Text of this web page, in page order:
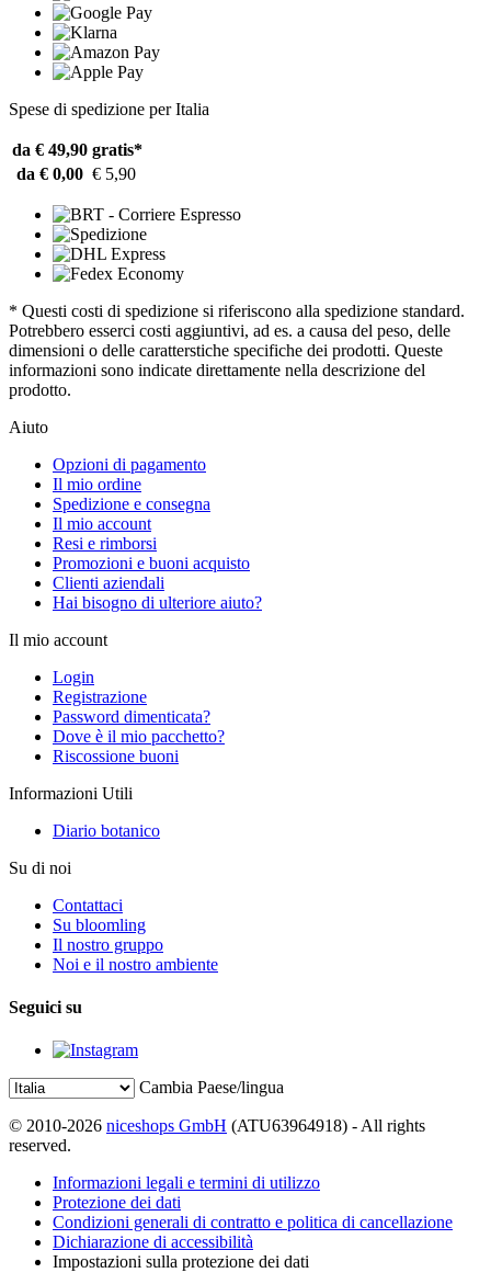
Spese di spedizione per Italia
da € 49,90 gratis*
da € 0,00 € 5,90
* Questi costi di spedizione si riferiscono alla spedizione standard.
Potrebbero esserci costi aggiuntivi, ad es. a causa del peso, delle
dimensioni o delle caratterstiche specifiche dei prodotti. Queste
informazioni sono indicate direttamente nella descrizione del
prodotto.
Aiuto
Opzioni di pagamento
Il mio ordine
Spedizione e consegna
Il mio account
Resi e rimborsi
Promozioni e buoni acquisto
Clienti aziendali
Hai bisogno di ulteriore aiuto?
Il mio account
Login
Registrazione
Password dimenticata?
Dove è il mio pacchetto?
Riscossione buoni
Informazioni Utili
Diario botanico
Su di noi
Contattaci
Su bloomling
Il nostro gruppo
Noi e il nostro ambiente
Seguici su
Cambia Paese/lingua
© 2010-2026 niceshops GmbH (ATU63964918) - All rights
reserved.
Informazioni legali e termini di utilizzo
Protezione dei dati
Condizioni generali di contratto e politica di cancellazione
Dichiarazione di accessibilità
Impostazioni sulla protezione dei dati